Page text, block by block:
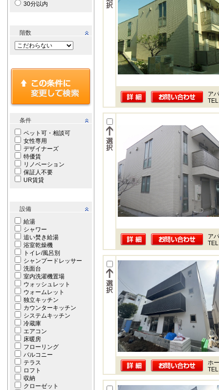
30分以内
階数
条件
ペット可・相談可
女性専用
デザイナーズ
特優賃
リノベーション
保証人不要
UR賃貸
設備
給湯
シャワー
追い焚き給湯
浴室乾燥機
トイレ/風呂別
シャンプードレッサー
洗面台
室内洗濯機置場
ウォッシュレット
ウォームレット
独立キッチン
カウンターキッチン
システムキッチン
冷蔵庫
エアコン
床暖房
フローリング
バルコニー
テラス
ロフト
収納
クローゼット
ア
ア
ホ